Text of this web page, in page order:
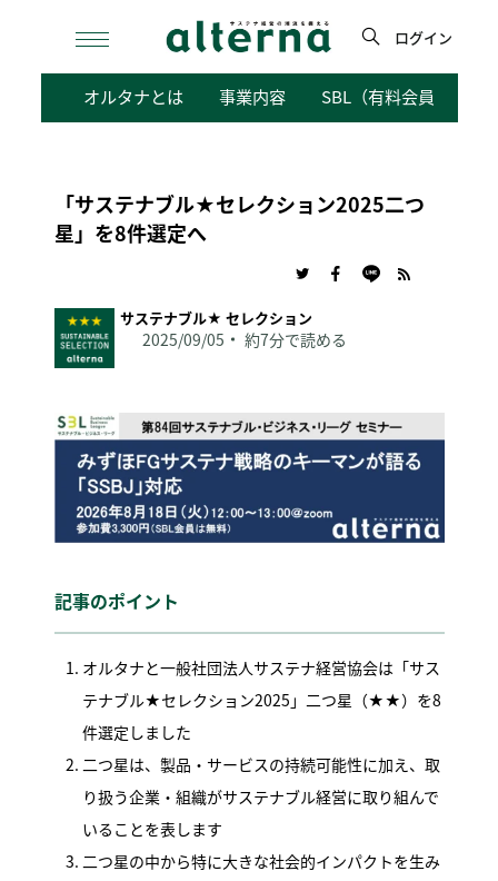
検
ログイン
オルタナとは 事業内容 SBL（有料会員向けサ
「サステナブル★セレクション2025二つ
星」を8件選定へ
サステナブル★ セレクション
2025/09/05 約7分で読める
記事のポイント
オルタナと一般社団法人サステナ経営協会は「サス
テナブル★セレクション2025」二つ星（★★）を8
件選定しました
二つ星は、製品・サービスの持続可能性に加え、取
り扱う企業・組織がサステナブル経営に取り組んで
いることを表します
二つ星の中から特に大きな社会的インパクトを生み